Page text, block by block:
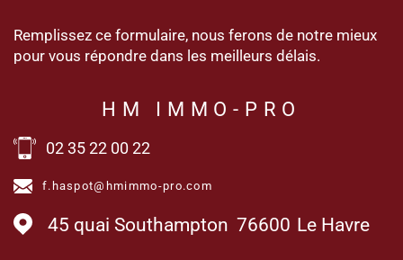
Remplissez ce formulaire, nous ferons de notre mieux
pour vous répondre dans les meilleurs délais.
HM IMMO-PRO
02 35 22 00 22
f.haspot@hmimmo-pro.com
45 quai Southampton 76600 Le Havre